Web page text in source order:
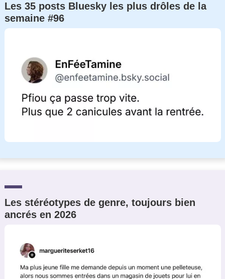
Les 35 posts Bluesky les plus drôles de la
semaine #96
Les stéréotypes de genre, toujours bien
ancrés en 2026